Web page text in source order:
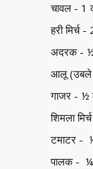
चावल - 1
हरी मिर्च
अदरक -
आलू (उबले
गाजर - ½
शिमला
टमाटर -
पालक -